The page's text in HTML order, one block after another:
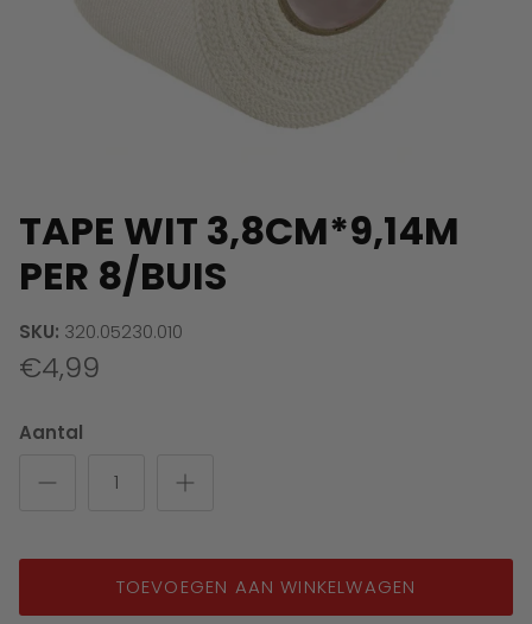
TAPE WIT 3,8CM*9,14M
PER 8/BUIS
SKU: 320.05230.010
€4,99
Aantal
TOEVOEGEN AAN WINKELWAGEN